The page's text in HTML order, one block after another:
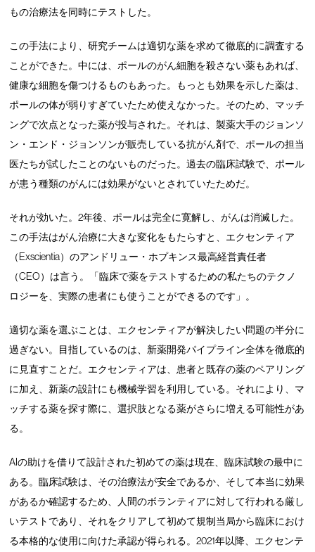
もの治療法を同時にテストした。
この手法により、研究チームは適切な薬を求めて徹底的に調査する
ことができた。中には、ポールのがん細胞を殺さない薬もあれば、
健康な細胞を傷つけるものもあった。もっとも効果を示した薬は、
ポールの体が弱りすぎていたため使えなかった。そのため、マッチ
ングで次点となった薬が投与された。それは、製薬大手のジョンソ
ン・エンド・ジョンソンが販売している抗がん剤で、ポールの担当
医たちが試したことのないものだった。過去の臨床試験で、ポール
が患う種類のがんには効果がないとされていたためだ。
それが効いた。2年後、ポールは完全に寛解し、がんは消滅した。
この手法はがん治療に大きな変化をもたらすと、エクセンティア
（Exscientia）のアンドリュー・ホプキンス最高経営責任者
（CEO）は言う。「臨床で薬をテストするための私たちのテクノ
ロジーを、実際の患者にも使うことができるのです」。
適切な薬を選ぶことは、エクセンティアが解決したい問題の半分に
過ぎない。目指しているのは、新薬開発パイプライン全体を徹底的
に見直すことだ。エクセンティアは、患者と既存の薬のペアリング
に加え、新薬の設計にも機械学習を利用している。それにより、マ
ッチする薬を探す際に、選択肢となる薬がさらに増える可能性があ
る。
AIの助けを借りて設計された初めての薬は現在、臨床試験の最中に
ある。臨床試験は、その治療法が安全であるか、そして本当に効果
があるか確認するため、人間のボランティアに対して行われる厳し
いテストであり、それをクリアして初めて規制当局から臨床におけ
る本格的な使用に向けた承認が得られる。2021年以降、エクセンテ